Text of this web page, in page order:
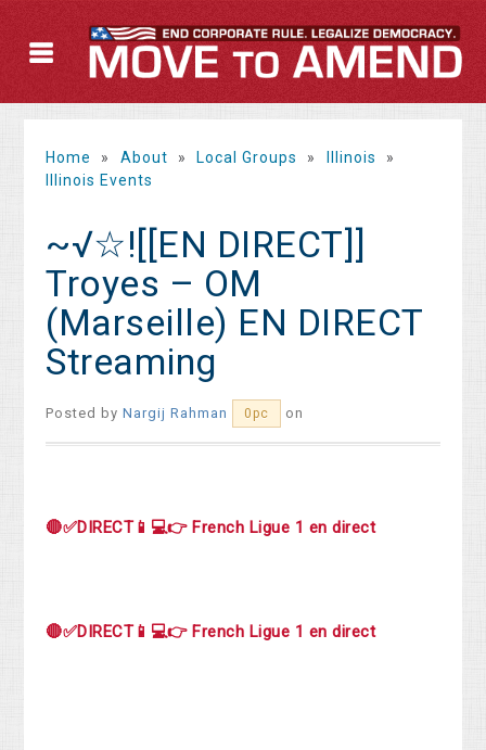
Home » About » Local Groups » Illinois
»
Illinois Events
~√☆![[EN DIRECT]]
Troyes – OM
(Marseille) EN DIRECT
Streaming
Posted byNargij Rahman 0pc on
🔴✅DIRECT📱💻👉 French Ligue 1 en direct
🔴✅DIRECT📱💻👉 French Ligue 1 en direct